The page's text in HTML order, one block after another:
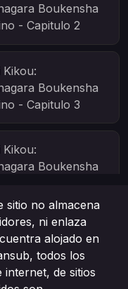
Boukensha
- Capitulo 2
Kikou:
Boukensha
- Capitulo 3
Kikou:
Boukensha
Kikou:
Boukensha
- Capitulo 5
sitio no almacena
ni enlaza
alojado en
todos los
internet, de sitios